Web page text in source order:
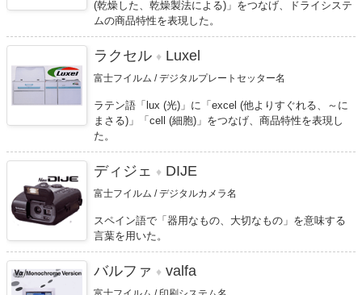
(乾燥した、乾燥製法による)」をつなげ、ドライシステ
ムの商品特性を表現した。
ラクセル ♦ Luxel
富士フイルム / デジタルプレートセッター名
ラテン語「lux (光)」に「excel (他よりすぐれる、～に
まさる)」「cell (細胞)」をつなげ、商品特性を表現し
た。
ディジェ ♦ DIJE
富士フイルム / デジタルカメラ名
スペイン語で「器用なもの、大切なもの」を意味する
言葉を用いた。
バルファ ♦ valfa